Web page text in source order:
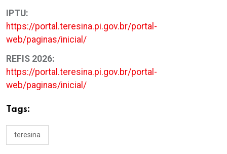
IPTU:
https://portal.teresina.pi.gov.br/portal-
web/paginas/inicial/
REFIS 2026:
https://portal.teresina.pi.gov.br/portal-
web/paginas/inicial/
Tags:
teresina